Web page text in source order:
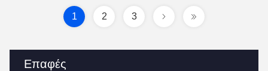
Επαφές
1 2 3